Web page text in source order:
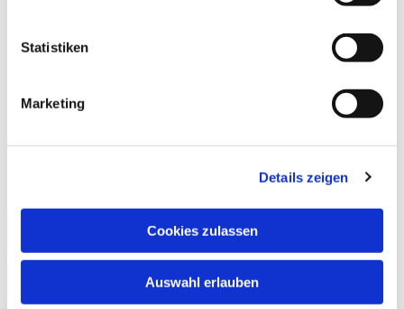
Statistiken
Marketing
Details zeigen
Cookies zulassen
Auswahl erlauben